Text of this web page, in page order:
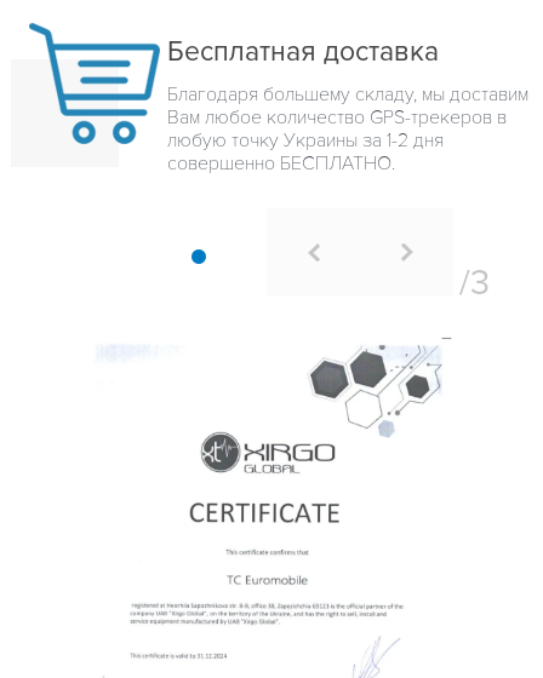
Бесплатная доставка
Благодаря большему складу, мы доставим
Вам любое количество GPS-трекеров в
любую точку Украины за 1-2 дня
совершенно БЕСПЛАТНО.